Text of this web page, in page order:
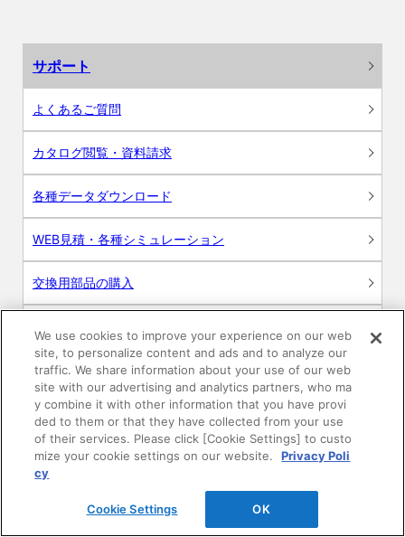
サポート
よくあるご質問
カタログ閲覧・資料請求
各種データダウンロード
WEB見積・各種シミュレーション
交換用部品の購入
お問い合わせ
ログイン
建築・設計関係者様向けサイト
We use cookies to improve your experience on our web
site, to personalize content and ads and to analyze our
traffic. We share information about your use of our web
site with our advertising and analytics partners, who ma
y combine it with other information that you have provi
ded to them or that they have collected from your use
of their services. Please click [Cookie Settings] to custo
mize your cookie settings on our website.
Privacy Poli
cy
Cookie Settings OK